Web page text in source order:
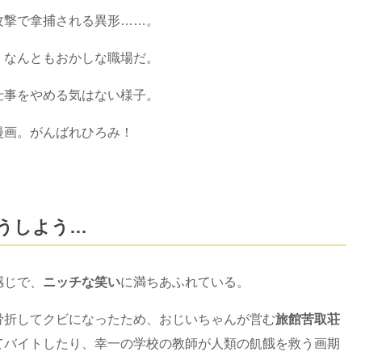
撃で拿捕される異形……。
なんともおかしな職場だ。
をやめる気はない様子。
。がんばれひろみ！
しよう…
で、 ニッチな笑いに満ちあふれている。
してクビになったため、おじいちゃんが営む旅館苦取荘
バイトしたり、幸一の学校の教師が人類の飢餓を救う画期